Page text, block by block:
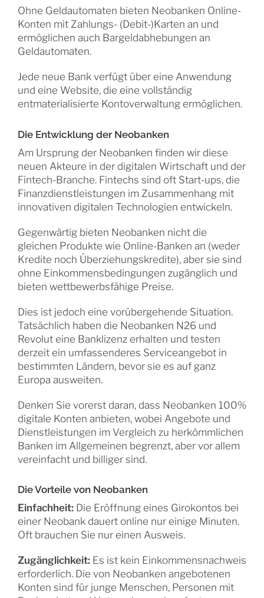
Ohne Geldautomaten bieten Neobanken Online-
Konten mit Zahlungs- (Debit-)Karten an und
ermöglichen auch Bargeldabhebungen an
Geldautomaten.
Jede neue Bank verfügt über eine Anwendung
und eine Website, die eine vollständig
entmaterialisierte Kontoverwaltung ermöglichen.
Die Entwicklung der Neobanken
Am Ursprung der Neobanken finden wir diese
neuen Akteure in der digitalen Wirtschaft und der
Fintech-Branche. Fintechs sind oft Start-ups, die
Finanzdienstleistungen im Zusammenhang mit
innovativen digitalen Technologien entwickeln.
Gegenwärtig bieten Neobanken nicht die
gleichen Produkte wie Online-Banken an (weder
Kredite noch Überziehungskredite), aber sie sind
ohne Einkommensbedingungen zugänglich und
bieten wettbewerbsfähige Preise.
Dies ist jedoch eine vorübergehende Situation.
Tatsächlich haben die Neobanken N26 und
Revolut eine Banklizenz erhalten und testen
derzeit ein umfassenderes Serviceangebot in
bestimmten Ländern, bevor sie es auf ganz
Europa ausweiten.
Denken Sie vorerst daran, dass Neobanken 100%
digitale Konten anbieten, wobei Angebote und
Dienstleistungen im Vergleich zu herkömmlichen
Banken im Allgemeinen begrenzt, aber vor allem
vereinfacht und billiger sind.
Die Vorteile von Neobanken
Einfachheit:Die Eröffnung eines Girokontos bei
einer Neobank dauert online nur einige Minuten.
Oft brauchen Sie nur einen Ausweis.
Zugänglichkeit:Es ist kein Einkommensnachweis
erforderlich. Die von Neobanken angebotenen
Konten sind für junge Menschen, Personen mit